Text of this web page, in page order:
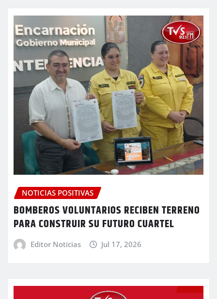
NOTICIAS POSITIVAS
BOMBEROS VOLUNTARIOS RECIBEN TERRENO
PARA CONSTRUIR SU FUTURO CUARTEL
Editor Noticias Jul 17, 2026